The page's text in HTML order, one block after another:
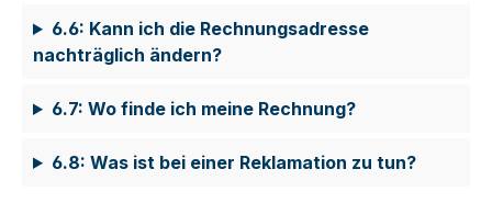
6.6: Kann ich die Rechnungsadresse
nachträglich ändern?
6.7: Wo finde ich meine Rechnung?
6.8: Was ist bei einer Reklamation zu tun?